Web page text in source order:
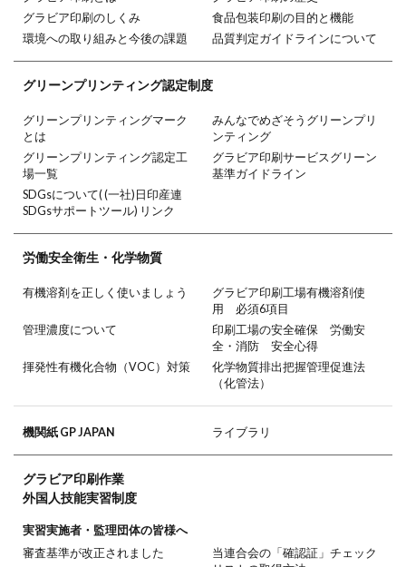
グラビア印刷のしくみ
食品包装印刷の目的と機能
環境への取り組みと今後の課題
品質判定ガイドラインについて
グリーンプリンティング認定制度
グリーンプリンティングマーク
とは
みんなでめざそうグリーンプリ
ンティング
グリーンプリンティング認定工
場一覧
グラビア印刷サービスグリーン
基準ガイドライン
SDGsについて( (一社)日印産連
SDGsサポートツール) リンク
労働安全衛生・ 化学物質
有機溶剤を正しく使いましょう
グラビア印刷工場有機溶剤使
用 必須6項目
管理濃度について
印刷工場の安全確保 労働安
全・消防 安全心得
揮発性有機化合物（VOC）対策
化学物質排出把握管理促進法
（化管法）
機関紙 GP JAPAN ライブラリ
グラビア印刷作業
外国人技能実習制度
実習実施者・監理団体の皆様へ
審査基準が改正されました
当連合会の「確認証」チェック